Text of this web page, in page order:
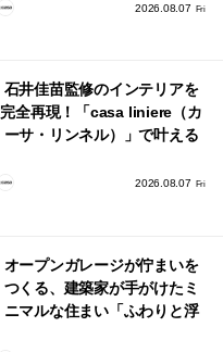
2026.08.07 Fri
石井佳苗監修のインテリアを
完全再現！「casa liniere（カ
ーサ・リンネル）」で叶える
2026.08.07 Fri
オープンガレージが佇まいを
つくる、建築家が手がけたミ
ニマルな住まい「ふわりと浮